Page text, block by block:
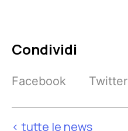
Condividi
Facebook Twitter
< tutte le news